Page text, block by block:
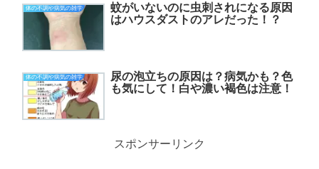
体の不調や病気の雑学
蚊がいないのに虫刺されになる原因
はハウスダストのアレだった！？
体の不調や病気の雑学
尿の泡立ちの原因は？病気かも？色
も気にして！白や濃い褐色は注意！
スポンサーリンク